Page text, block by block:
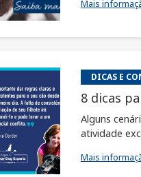
Mais
DICAS E
8 dicas
Alguns
atividade
Mais